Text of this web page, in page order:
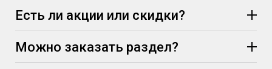
Есть ли акции или скидки?
Можно заказать раздел?